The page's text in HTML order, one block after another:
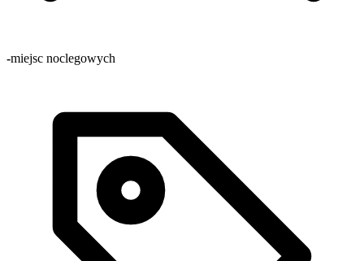
-miejsc noclegowych